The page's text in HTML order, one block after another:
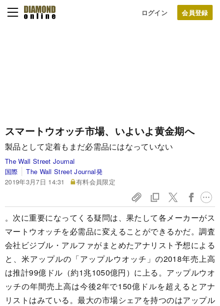
ログイン
スマートウオッチ市場、いよいよ黄金期へ
製品として定着もまだ必需品にはなっていない
The Wall Street Journal
国際
The Wall Street Journal発
2019年3月7日 14:31
有料会員限定
。次に重要になってくる疑問は、果たして各メーカーがス
マートウオッチを必需品に変えることができるかだ。調査
会社ビジブル・アルファがまとめたアナリスト予想による
と、米アップルの「アップルウオッチ」の2018年売上高
は推計99億ドル（約1兆1050億円）に上る。アップルウオ
ッチの年間売上高は今後2年で150億ドルを超えるとアナ
リストはみている。最大の市場シェアを持つのはアップル